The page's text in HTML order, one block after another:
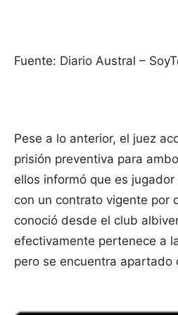
Fuente: Diario Austral –
Pese a lo anterior, el juez
prisión preventiva para
ellos informó que es
con un contrato vigente por
conoció desde el club
efectivamente pertenece a
pero se encuentra apartado